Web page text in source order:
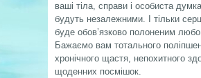
ваші тіла, справи і особиста
будуть незалежними. І тільки
буде обов’язково полоненим
Бажаємо вам тотального
хронічного щастя, непохитного
щоденних посмішок.